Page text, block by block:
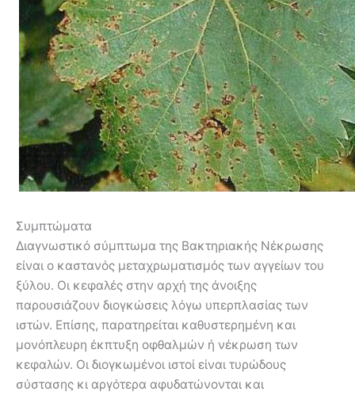
Συμπτώματα
Διαγνωστικό σύμπτωμα της Βακτηριακής Νέκρωσης
είναι ο καστανός μεταχρωματισμός των αγγείων του
ξύλου. Οι κεφαλές στην αρχή της άνοιξης
παρουσιάζουν διογκώσεις λόγω υπερπλασίας των
ιστών. Επίσης, παρατηρείται καθυστερημένη και
μονόπλευρη έκπτυξη οφθαλμών ή νέκρωση των
κεφαλών. Οι διογκωμένοι ιστοί είναι τυρώδους
σύστασης κι αργότερα αφυδατώνονται και